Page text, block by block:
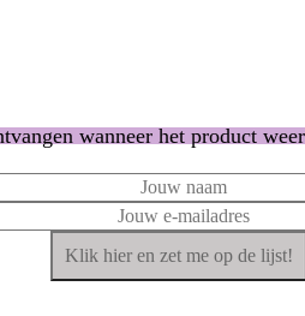
wanneer het product